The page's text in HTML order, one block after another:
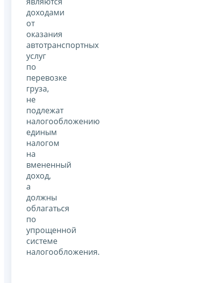
доходами
от
оказания
автотранспортных
услуг
по
перевозке
груза,
не
подлежат
налогообложению
единым
налогом
на
вмененный
доход,
а
должны
облагаться
по
упрощенной
системе
налогообложения.